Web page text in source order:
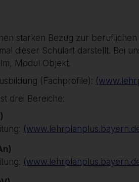
starken Bezug zur
dieser Schulart darstellt. Bei
Modul Objekt.
(Fachprofile):
drei Bereiche: